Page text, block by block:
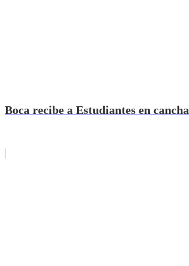
Boca recibe a Estudiantes en